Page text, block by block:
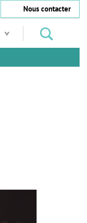
Nous contacter
jardins